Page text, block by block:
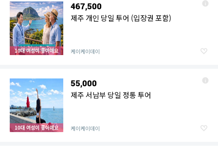
10대 여성이 좋아해요
467,500
제주 개인 당일 투어 (입장권 포함)
케이케이데이
10대 여성이 좋아해요
55,000
제주 서남부 당일 정통 투어
케이케이데이